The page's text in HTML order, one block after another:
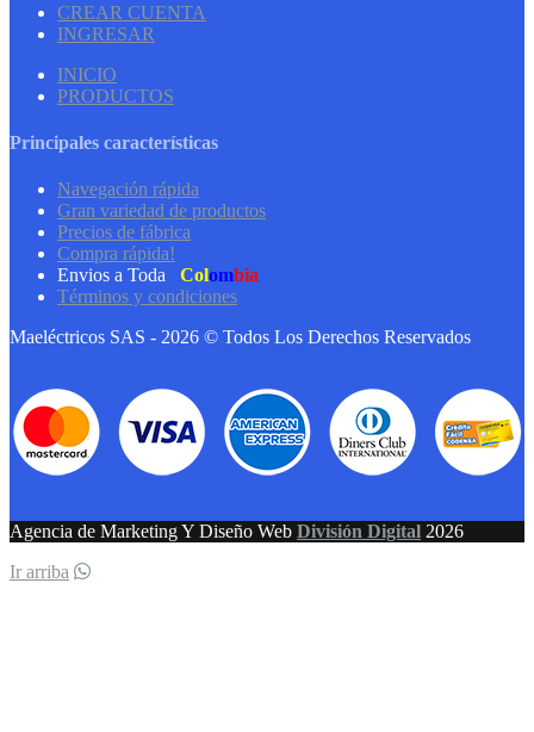
CREAR CUENTA
INGRESAR
INICIO
PRODUCTOS
Principales características
Navegación rápida
Gran variedad de productos
Precios de fábrica
Compra rápida!
Envios a Toda
Colombia
Términos y condiciones
Maeléctricos SAS - 2026 © Todos Los Derechos Reservados
Agencia de Marketing Y Diseño Web División Digital 2026
Ir arriba